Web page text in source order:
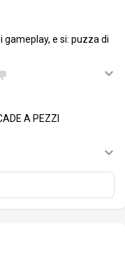
gameplay, e si: puzza di
A PEZZI